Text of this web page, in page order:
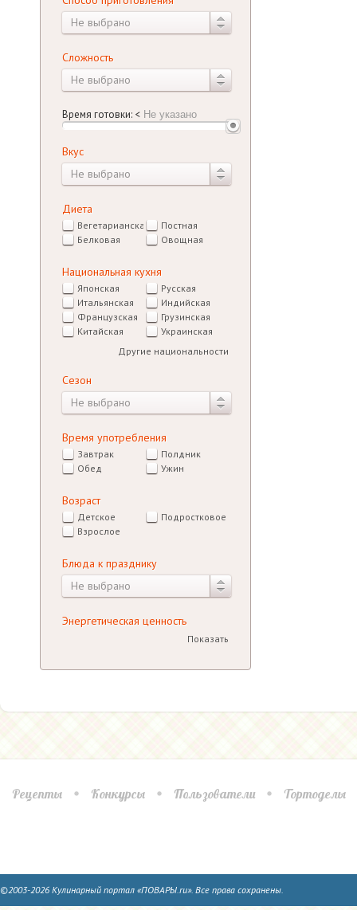
Не выбрано
Не выбрано
Не выбрано
Вегетарианская
Белковая
Овощная
Японская
Итальянская
Индийская
Французская
Грузинская
Китайская
Украинская
Другие национальности
Не выбрано
Завтрак
Полдник
Обед
Ужин
Детское
Взрослое
Не выбрано
©2003-2026 Кулинарный портал «ПОВАРЫ.ru». Все права сохранены.